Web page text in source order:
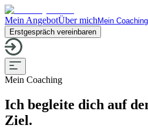
Mein AngebotÜber mich Mein Coaching
Erstgespräch vereinbaren
Mein Coaching
Ich begleite dich auf
Ziel.